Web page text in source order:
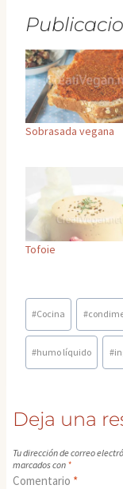
Sobrasada vegana
Tofoie
Etiquetas
de
la
#Cocina #
#humo líquido #
Deja una
Tu dirección de correo
marcados con *
Comentario *